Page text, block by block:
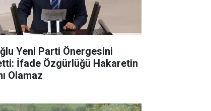
Yeni Parti Önergesini
İfade Özgürlüğü Hakaretin
Olamaz